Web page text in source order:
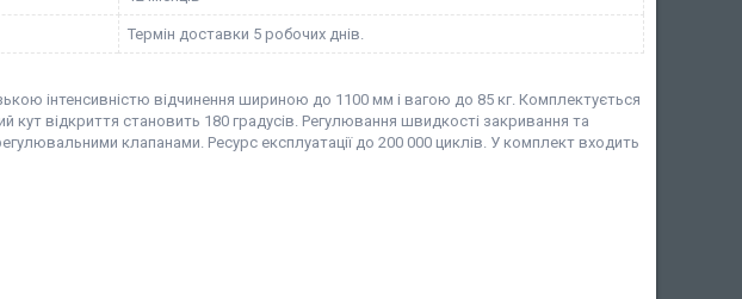
Термін доставки 5 робочих днів.
інтенсивністю відчинення шириною до 1100 мм і вагою до 85 кг. Комплектується
кут відкриття становить 180 градусів. Регулювання швидкості закривання та
клапанами. Ресурс експлуатації до 200 000 циклів. У комплект входить